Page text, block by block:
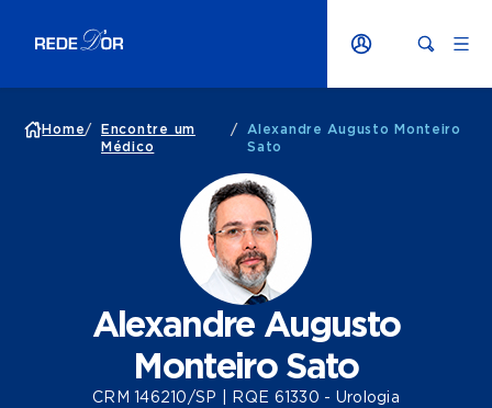
Home/
Encontre um
Médico
/
Alexandre Augusto Monteiro
Sato
Alexandre Augusto
Monteiro Sato
CRM 146210/SP | RQE 61330 - Urologia